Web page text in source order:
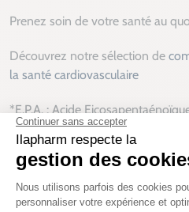
Prenez soin de votre santé au
Découvrez notre sélection de
la santé cardiovasculaire
*E.P.A. : Acide
Docosahexaénoïque l’effet
consommation journalière de